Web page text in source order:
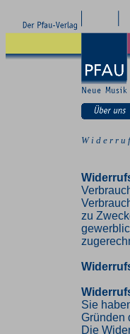
W i d e r r u
zu
Sie
Gründen
Die